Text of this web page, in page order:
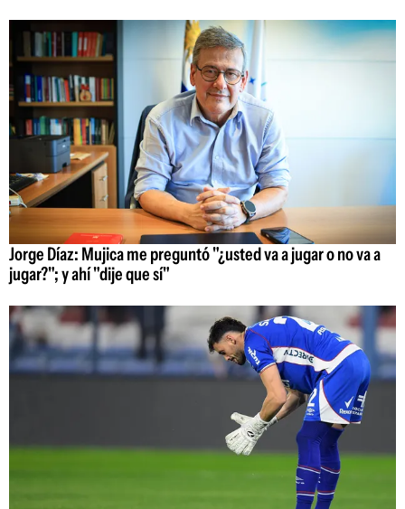
Jorge Díaz: Mujica me preguntó "¿usted va a jugar o no va a
jugar?"; y ahí "dije que sí"